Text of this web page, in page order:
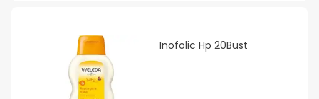
Inofolic Hp 20Bust